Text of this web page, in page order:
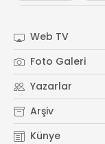
Web TV
Foto Galeri
Yazarlar
Arşiv
Künye